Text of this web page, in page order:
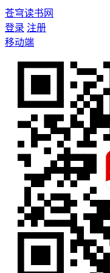
苍穹读书网
登录 注册
移动端